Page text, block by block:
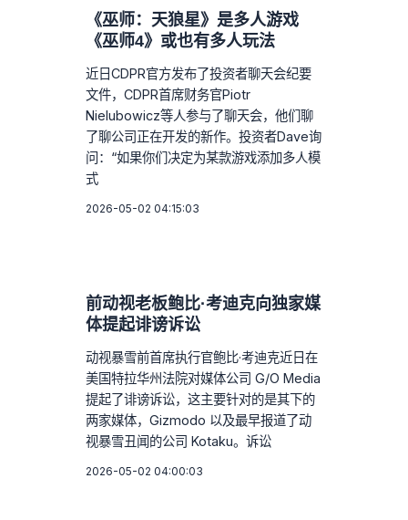
《巫师：天狼星》是多人游戏
《巫师4》或也有多人玩法
近日CDPR官方发布了投资者聊天会纪要
文件，CDPR首席财务官Piotr
Nielubowicz等人参与了聊天会，他们聊
了聊公司正在开发的新作。投资者Dave询
问：“如果你们决定为某款游戏添加多人模
式
2026-05-02 04:15:03
前动视老板鲍比·考迪克向独家媒
体提起诽谤诉讼
动视暴雪前首席执行官鲍比·考迪克近日在
美国特拉华州法院对媒体公司 G/O Media
提起了诽谤诉讼，这主要针对的是其下的
两家媒体，Gizmodo 以及最早报道了动
视暴雪丑闻的公司 Kotaku。诉讼
2026-05-02 04:00:03